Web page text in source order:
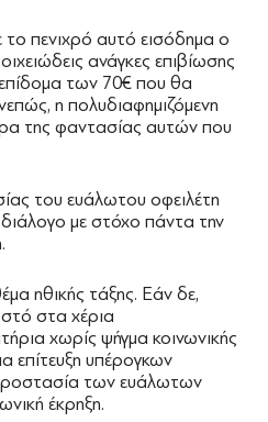
το πενιχρό αυτό εισόδημα ο
ανάγκες επιβίωσης
των 70€ που θα
η πολυδιαφημιζόμενη
της φαντασίας αυτών που
του ευάλωτου οφειλέτη
με στόχο πάντα την
ηθικής τάξης. Εάν δε,
στα χέρια
χωρίς ψήγμα κοινωνικής
επίτευξη υπέρογκων
των ευάλωτων
έκρηξη.